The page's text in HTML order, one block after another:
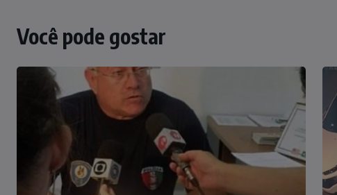
Você pode gostar